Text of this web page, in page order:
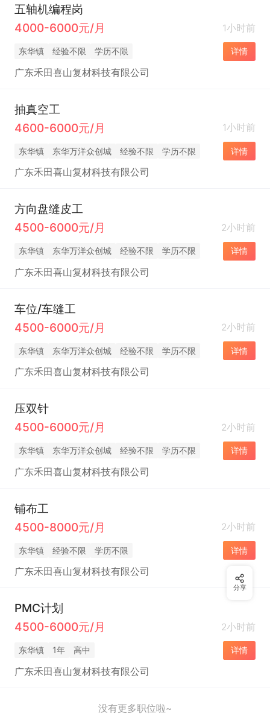
五轴机编程岗
4000-6000元/月
1小时前
东华镇 经验不限 学历不限 详情
广东禾田喜山复材科技有限公司
抽真空工
4600-6000元/月
1小时前
东华镇 东华万洋众创城 经验不限 学历不限 详情
广东禾田喜山复材科技有限公司
方向盘缝皮工
4500-6000元/月
2小时前
东华镇 东华万洋众创城 经验不限 学历不限 详情
广东禾田喜山复材科技有限公司
车位/车缝工
4500-6000元/月
2小时前
东华镇 东华万洋众创城 经验不限 学历不限 详情
广东禾田喜山复材科技有限公司
压双针
4500-6000元/月
2小时前
东华镇 东华万洋众创城 经验不限 学历不限 详情
广东禾田喜山复材科技有限公司
铺布工
4500-8000元/月
2小时前
东华镇 经验不限 学历不限 详情
广东禾田喜山复材科技有限公司
PMC计划
4500-6000元/月
2小时前
东华镇 1年 高中 详情
广东禾田喜山复材科技有限公司
没有更多职位啦~
分享